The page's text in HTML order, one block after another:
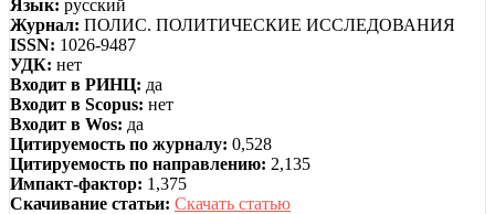
Язык: русский
Журнал: ПОЛИС. ПОЛИТИЧЕСКИЕ ИССЛЕДОВАНИЯ
ISSN: 1026-9487
УДК: нет
Входит в РИНЦ: да
Входит в Scopus: нет
Входит в Wos: да
Цитируемость по журналу: 0,528
Цитируемость по направлению: 2,135
Импакт-фактор: 1,375
Скачивание статьи: Скачать статью